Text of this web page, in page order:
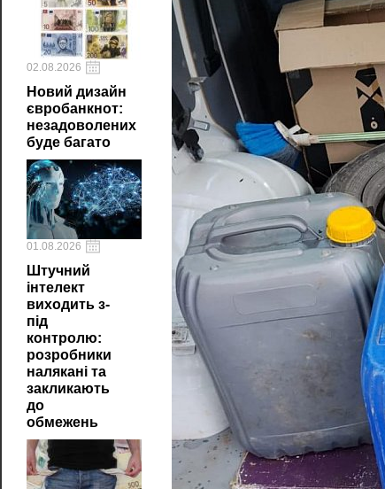
02.08.2026
Новий дизайн
євробанкнот:
незадоволених
буде багато
01.08.2026
Штучний
інтелект
виходить з-
під
контролю:
розробники
налякані та
закликають
до
обмежень